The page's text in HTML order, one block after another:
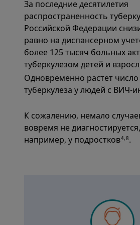
За последние десятилетия
распространенность
Российской Федерации
равно на диспансерном
более 125 тысяч больных
туберкулезом детей и
Одновременно растет число
туберкулеза у людей с ВИЧ-
К сожалению, немало
вовремя не
например, у подростков4,8.